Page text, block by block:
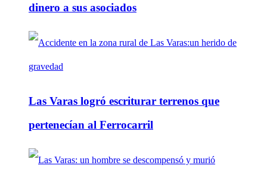
dinero a sus asociados
Las Varas logró escriturar terrenos que
pertenecían al Ferrocarril